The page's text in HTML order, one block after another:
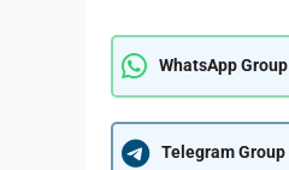
WhatsApp Group
Telegram Group